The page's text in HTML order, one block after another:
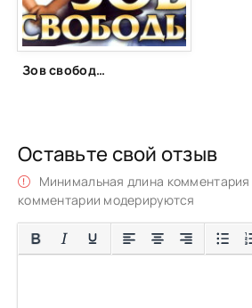
Зов свободы (1983)
Оставьте свой отзыв
Минимальная длина комментария
комментарии модерируются